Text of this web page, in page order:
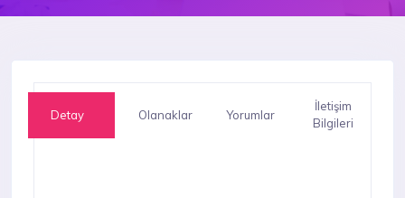
Detay Olanaklar Yorumlar
İletişim
Bilgileri